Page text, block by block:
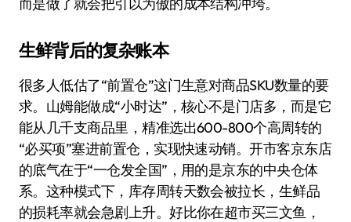
生鲜背后的复杂账本
很多人低估了“前置仓”这门生意对商品SKU数量的要
求。山姆能做成“小时达”，核心不是门店多，而是它
能从几千支商品里，精准选出600-800个高周转的
“必买项”塞进前置仓，实现快速动销。开市客京东店
的底气在于“一仓发全国”，用的是京东的中央仓体
系。这种模式下，库存周转天数会被拉长，生鲜品
的损耗率就会急剧上升。好比你在超市买三文鱼，